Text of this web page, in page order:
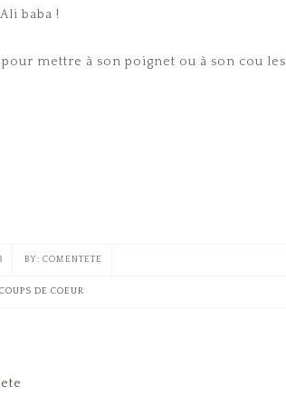
baba !
mettre à son poignet ou à son cou les
COMENTETE
COUPS DE COEUR